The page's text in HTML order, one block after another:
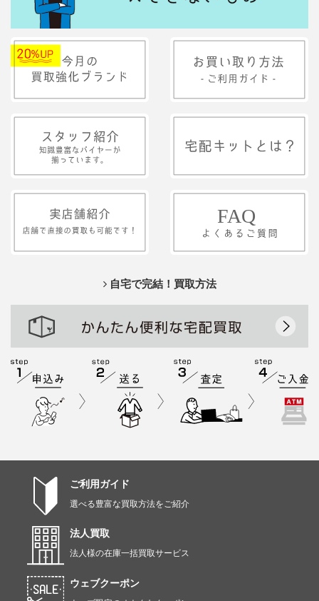
自宅で完結！買取方法
ご利用ガイド
選べる豊富な買取方法をご紹介
法人買取
法人様の在庫一括買取サービス
ウェブクーポン